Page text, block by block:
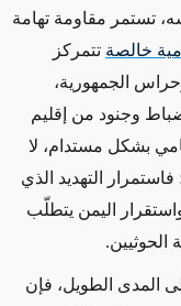
تستمر مقاومة تهامة
خالصة تتمركز
الجمهورية،
وجنود من إقليم
بشكل مستدام، لا
التهديد الذي
اليمن يتطلّب
الحوثيين.
المدى الطويل، فإن